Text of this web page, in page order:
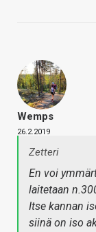
Wemps
26.2.2019
Zetteri
En voi
laitetaan
Itse kannan
siinä on iso